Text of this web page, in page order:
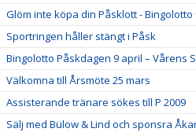
Glöm inte köpa din Påsklott - Bingolotto
Sportringen håller stängt i Påsk
Bingolotto Påskdagen 9 april – Vårens
Välkomna till Årsmöte 25 mars
Assisterande tränare sökes till P 2009
Sälj med Bülow & Lind och sponsra